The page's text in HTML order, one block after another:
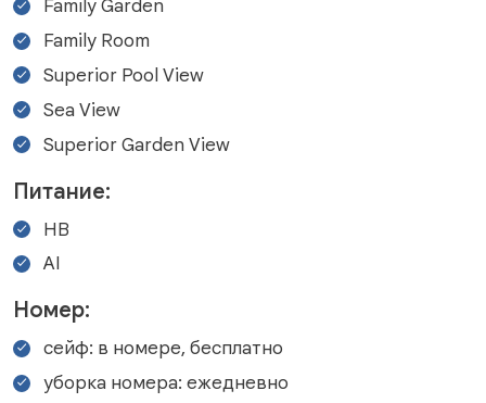
Family Garden
Family Room
Superior Pool View
Sea View
Superior Garden View
Питание:
HB
AI
Номер:
сейф: в номере, бесплатно
уборка номера: ежедневно